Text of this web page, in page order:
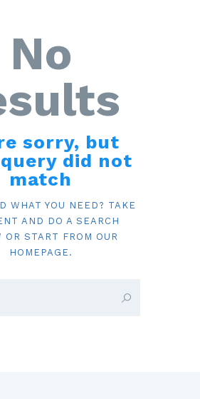
No
sorry, but
did not
match
WHAT YOU NEED? TAKE
AND DO A SEARCH
OR START FROM OUR
HOMEPAGE .